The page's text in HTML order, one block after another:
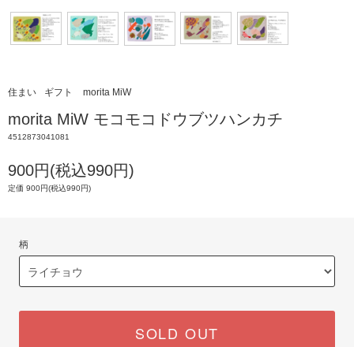
住まい ギフト morita MiW
morita MiW モコモコドウブツハンカチ
4512873041081
900円(税込990円)
定価 900円(税込990円)
柄
SOLD OUT